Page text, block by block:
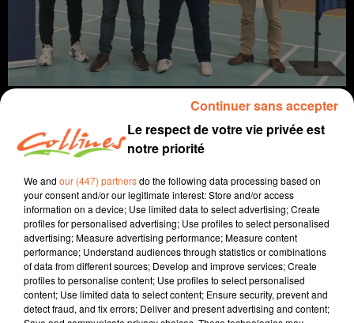
18 mars 2022 - 15 min 33 sec
JOURNAL DU VENDREDI 18 MARS (MIDI)
Fabien Gazeau
L'info près de chez vous
Présenté par Fabien Gazeau
Le respect de votre vie privée est
notre priorité
We and our (447) partnersdo the following data processing based on
your consent and/or our legitimate interest: Store and/or access
information on a device; Use limited data to select advertising; Create
profiles for personalised advertising; Use profiles to select personalised
advertising; Measure advertising performance; Measure content
performance; Understand audiences through statistics or combinations
of data from different sources; Develop and improve services; Create
profiles to personalise content; Use profiles to select personalised
content; Use limited data to select content; Ensure security, prevent and
detect fraud, and fix errors; Deliver and present advertising and content;
Continuer sans accepter